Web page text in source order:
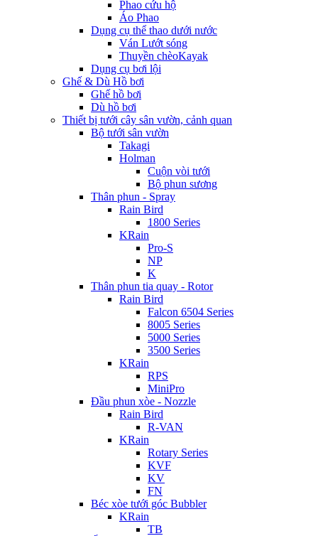
Phao cứu hộ
Áo Phao
Dụng cụ thể thao dưới nước
Ván Lướt sóng
Thuyền chèoKayak
Dụng cụ bơi lội
Ghế & Dù Hồ bơi
Ghế hồ bơi
Dù hồ bơi
Thiết bị tưới cây sân vườn, cảnh quan
Bộ tưới sân vườn
Takagi
Holman
Cuộn vòi tưới
Bộ phun sương
Thân phun - Spray
Rain Bird
1800 Series
KRain
Pro-S
NP
K
Thân phun tia quay - Rotor
Rain Bird
Falcon 6504 Series
8005 Series
5000 Series
3500 Series
KRain
RPS
MiniPro
Đầu phun xòe - Nozzle
Rain Bird
R-VAN
KRain
Rotary Series
KVF
KV
FN
Béc xòe tưới góc Bubbler
KRain
TB